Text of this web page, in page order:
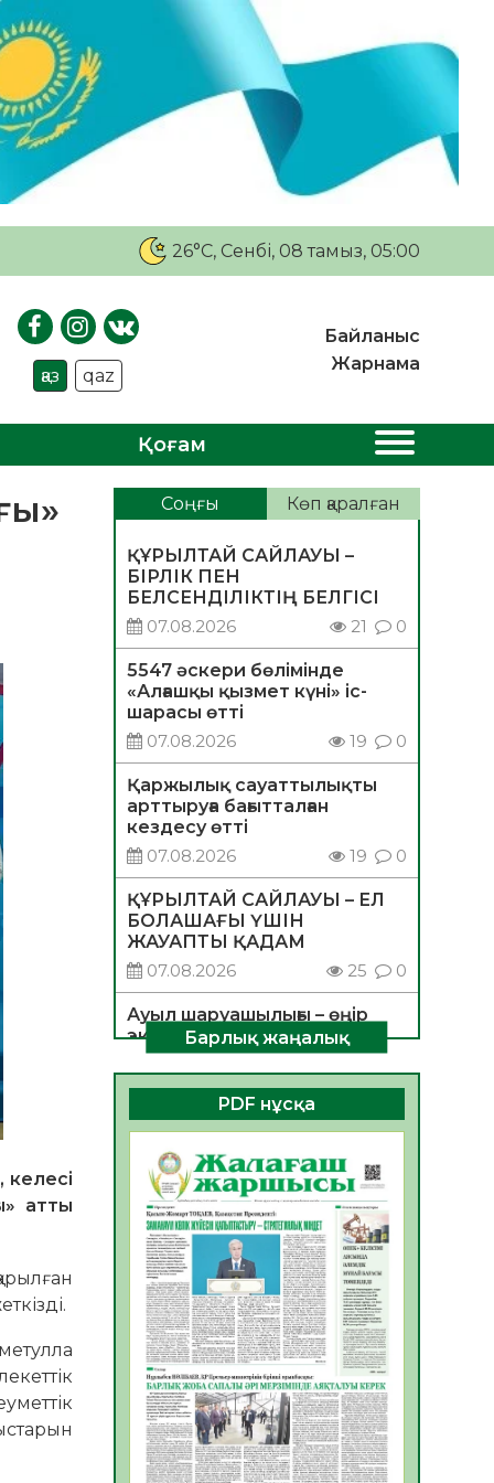
26°C, Сенбі, 08 тамыз, 05:00
қаз qaz
Байланыс
Жарнама
Қоғам
атты
Соңғы Көп қаралған
ҚҰРЫЛТАЙ САЙЛАУЫ –
БІРЛІК ПЕН
БЕЛСЕНДІЛІКТІҢ БЕЛГІСІ
07.08.2026
21 0
5547 әскери бөлімінде
«Алғашқы қызмет күні» іс-
шарасы өтті
07.08.2026
19 0
Қаржылық сауаттылықты
арттыруға бағытталған
кездесу өтті
07.08.2026
19 0
ҚҰРЫЛТАЙ САЙЛАУЫ – ЕЛ
БОЛАШАҒЫ ҮШІН
ЖАУАПТЫ ҚАДАМ
07.08.2026
25 0
Ауыл шаруашылығы – өңір
экономикасының негізгі
тірегі
06.08.2026
34 0
ҚОҒАМДЫҚ БЕЛСЕНДІЛІК –
ЕЛ ДАМУЫНЫҢ НЕГІЗІ
06.08.2026
32
ҚҰРЫЛТАЙ САЙЛАУЫ –
БОЛАШАҚҚА БАСТАР
ЖАУАПТЫ ТАҢДАУ
06.08.2026
35
Инфекциялық ауруларға
қарсы иммундау
жұмыстарының тиімділігі
06.08.2026
35
Көкжөтел ауруы туралы
Барлық жаңалық
PDF нұсқа